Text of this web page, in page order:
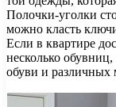
Полочки-уголки
можно класть
Если в квартире
несколько
обуви и различных